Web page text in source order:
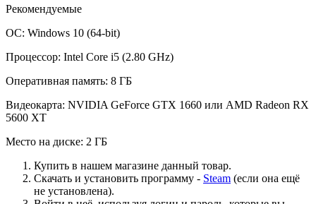
Рекомендуемые
ОС: Windows 10 (64-bit)
Процессор: Intel Core i5 (2.80 GHz)
Оперативная память: 8 ГБ
Видеокарта: NVIDIA GeForce GTX 1660 или AMD Radeon RX
5600 XT
Место на диске: 2 ГБ
Купить в нашем магазине данный товар.
Скачать и установить программу - Steam (если она ещё
не установлена).